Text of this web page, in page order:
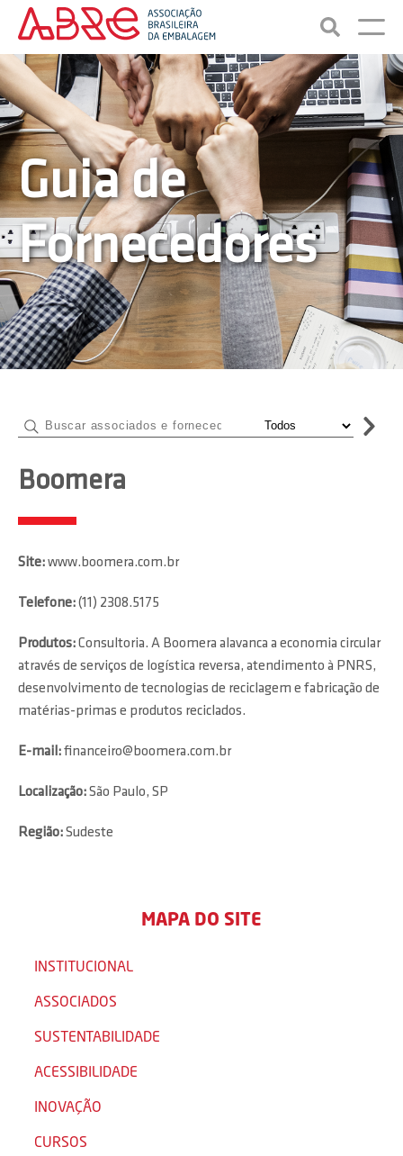
Guia de
Fornecedores
Boomera
Site:www.boomera.com.br
Telefone:(11) 2308.5175
Produtos:Consultoria. A Boomera alavanca a economia circular
através de serviços de logística reversa, atendimento à PNRS,
desenvolvimento de tecnologias de reciclagem e fabricação de
matérias-primas e produtos reciclados.
E-mail:financeiro@boomera.com.br
Localização:São Paulo, SP
Região:Sudeste
MAPA DO SITE
INSTITUCIONAL
ASSOCIADOS
SUSTENTABILIDADE
ACESSIBILIDADE
INOVAÇÃO
CURSOS